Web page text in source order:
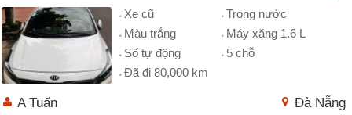
Xe cũ
Trong nước
Màu trắng
Máy xăng 1.6 L
Số tự động
5 chỗ
Đã đi 80,000 km
Đà Nẵng
A Tuấn